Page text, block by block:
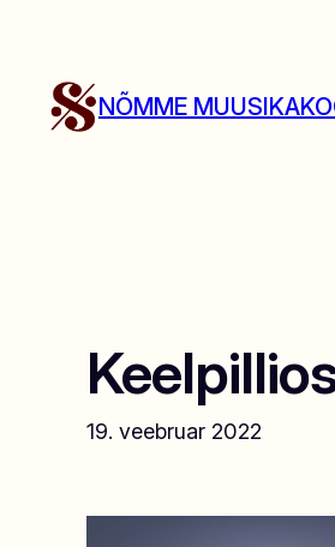
juurde
NÕMME
19. veebruar 2022